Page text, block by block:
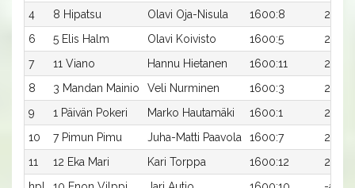
4
8 Hipatsu Olavi Oja-Nisula 1600:8
26,6a
6
5 Elis Halm Olavi Koivisto 1600:5
26,8a
7
11 Viano Hannu Hietanen 1600:11
27,1a
8
3 Mandan Mainio Veli Nurminen 1600:3
27,4a
9
1 Päivän Pokeri Marko Hautamäki 1600:1
27,8a
10
7 Pimun Pimu Juha-Matti Paavola 1600:7
28,2a
11
12 Eka Mari Kari Torppa 1600:12